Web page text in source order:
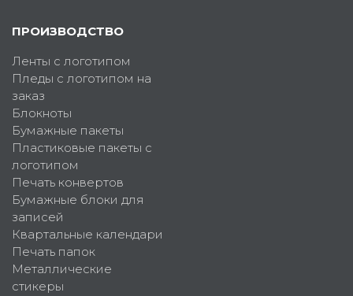
ПРОИЗВОДСТВО
Ленты с логотипом
Пледы с логотипом на
заказ
Блокноты
Бумажные пакеты
Пластиковые пакеты с
логотипом
Печать конвертов
Бумажные блоки для
записей
Квартальные календари
Печать папок
Металлические
стикеры